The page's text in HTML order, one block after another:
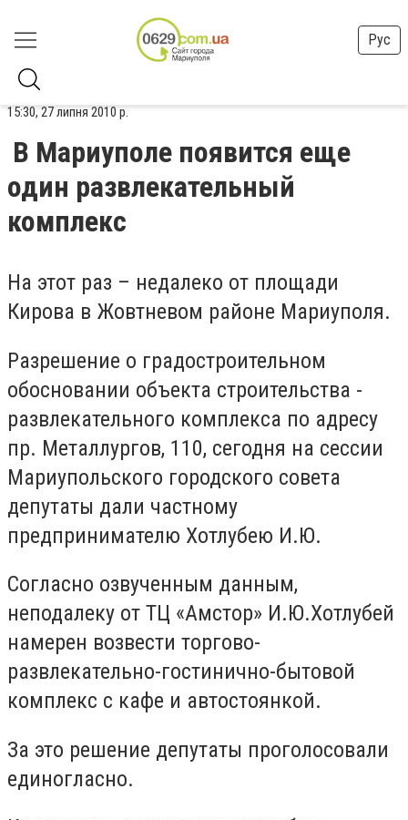
Рус
15:30, 27 липня 2010 р.
В Мариуполе появится еще
один развлекательный
комплекс
На этот раз – недалеко от площади
Кирова в Жовтневом районе Мариуполя.
Разрешение о градостроительном
обосновании объекта строительства -
развлекательного комплекса по адресу
пр. Металлургов, 110, сегодня на сессии
Мариупольского городского совета
депутаты дали частному
предпринимателю Хотлубею И.Ю.
Согласно озвученным данным,
неподалеку от ТЦ «Амстор» И.Ю.Хотлубей
намерен возвести торгово-
развлекательно-гостинично-бытовой
комплекс с кафе и автостоянкой.
За это решение депутаты проголосовали
единогласно.